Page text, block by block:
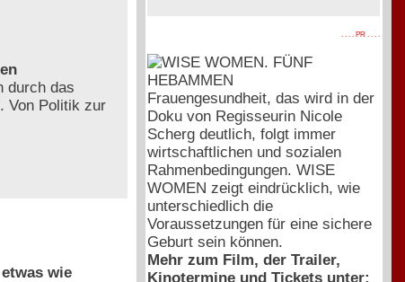
durch das
Von Politik zur
wie
. . . . PR . . . .
Frauengesundheit, das wird in der
Doku von Regisseurin Nicole
Scherg deutlich, folgt immer
wirtschaftlichen und sozialen
Rahmenbedingungen. WISE
WOMEN zeigt eindrücklich, wie
unterschiedlich die
Voraussetzungen für eine sichere
Geburt sein können.
Mehr zum Film, der Trailer,
Kinotermine und Tickets unter: